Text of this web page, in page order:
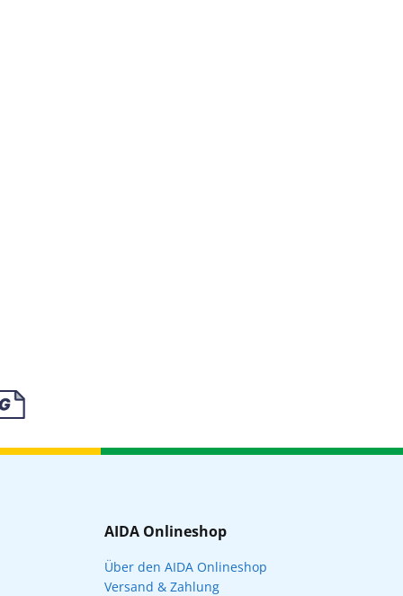
AIDA Onlineshop
Über den AIDA Onlineshop
Versand & Zahlung